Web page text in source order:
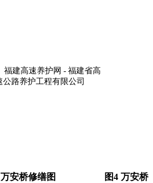
万安桥修缮图 图4 万安桥